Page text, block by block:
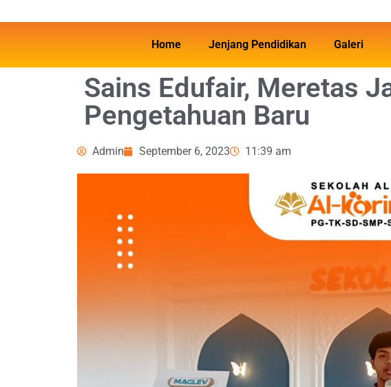
Home Jenjang Pendidikan Galeri
Sains Edufair, Meretas
Pengetahuan Baru
Admin September 6, 2023 11:39 am